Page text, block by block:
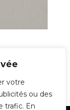
votre
ou des
trafic. En